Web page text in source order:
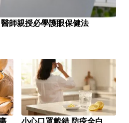
師親授必學護眼保健法